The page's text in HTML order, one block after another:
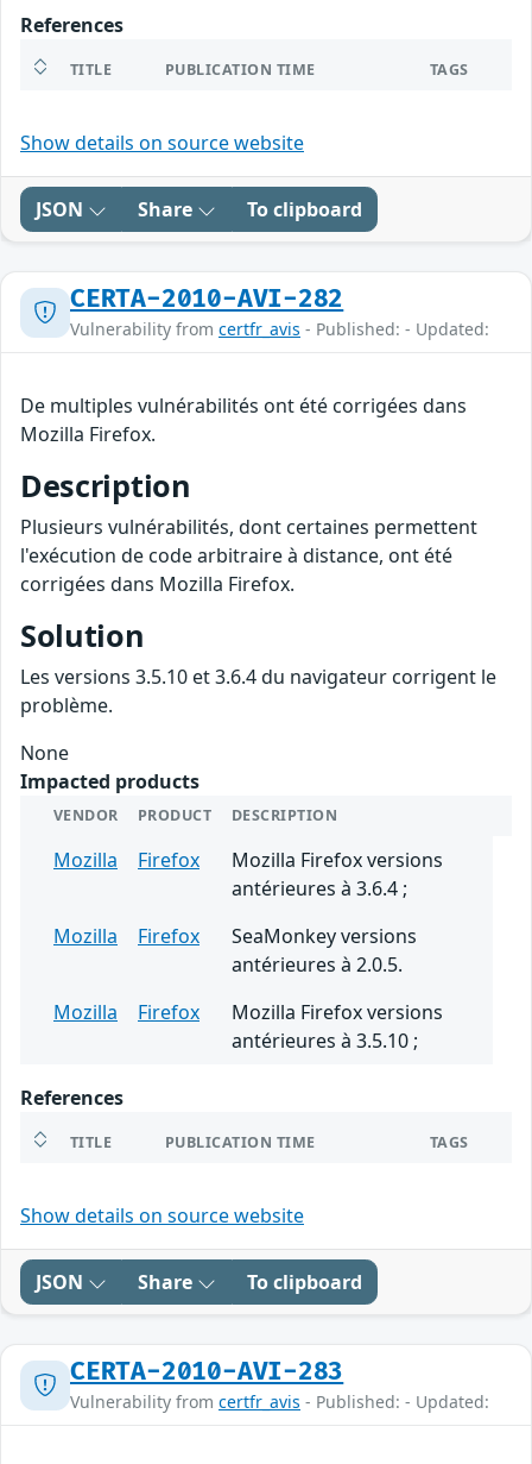
References
TITLE PUBLICATION TIME TAGS
Show details on source website
JSON Share To clipboard
CERTA-2010-AVI-282
Vulnerability from certfr_avis - Published: - Updated:
De multiples vulnérabilités ont été corrigées dans
Mozilla Firefox.
Description
Plusieurs vulnérabilités, dont certaines permettent
l'exécution de code arbitraire à distance, ont été
corrigées dans Mozilla Firefox.
Solution
Les versions 3.5.10 et 3.6.4 du navigateur corrigent le
problème.
None
Impacted products
VENDOR PRODUCT DESCRIPTION
Mozilla Firefox
Mozilla Firefox versions
antérieures à 3.6.4 ;
Mozilla
Firefox
SeaMonkey versions
antérieures à 2.0.5.
Mozilla
Firefox
Mozilla Firefox versions
antérieures à 3.5.10 ;
References
TITLE PUBLICATION TIME TAGS
Show details on source website
JSON Share To clipboard
CERTA-2010-AVI-283
Vulnerability from certfr_avis - Published: - Updated: